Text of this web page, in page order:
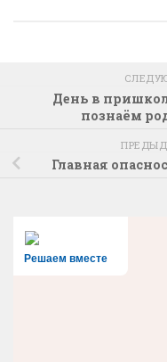
День в
познаём
Главная
Решаем вместе